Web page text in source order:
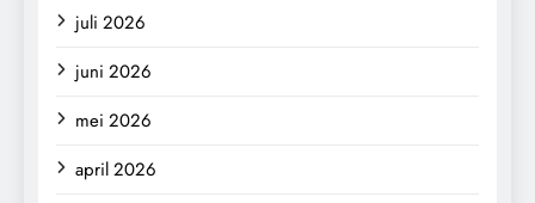
juli 2026
juni 2026
mei 2026
april 2026